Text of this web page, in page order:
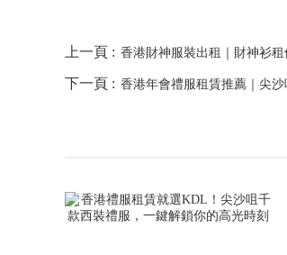
上一頁 : 香港財神服裝出租｜財神衫
下一頁 : 香港年會禮服租賃推薦｜尖